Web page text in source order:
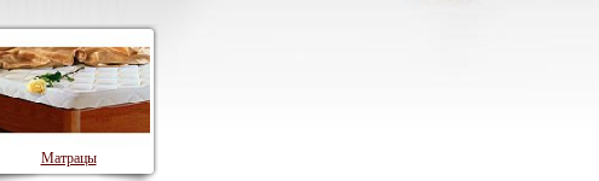
Матрацы